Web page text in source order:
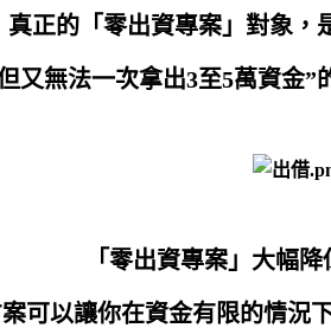
真正的「零出資專案」對象，
又無法一次拿出3至5萬資金”
「零出資專案」大幅
可以讓你在資金有限的情況